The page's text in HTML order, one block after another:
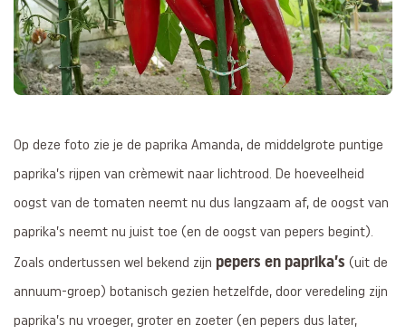
Op deze foto zie je de paprika Amanda, de middelgrote puntige
paprika’s rijpen van crèmewit naar lichtrood. De hoeveelheid
oogst van de tomaten neemt nu dus langzaam af, de oogst van
paprika’s neemt nu juist toe (en de oogst van pepers begint).
Zoals ondertussen wel bekend zijn pepers en paprika’s (uit de
annuum-groep) botanisch gezien hetzelfde, door veredeling zijn
paprika’s nu vroeger, groter en zoeter (en pepers dus later,